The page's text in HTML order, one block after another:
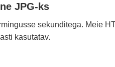
JPG-ks
sekunditega. Meie
kasutatav.